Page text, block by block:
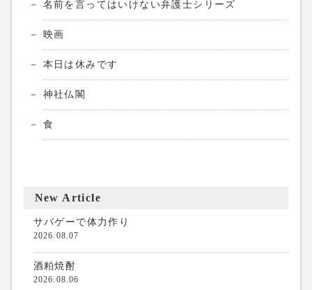
名前を言ってはいけない弁護士シリーズ
映画
本日は休みです
神社仏閣
食
New Article
サバゲーで体力作り
2026.08.07
酒粕焼酎
2026.08.06